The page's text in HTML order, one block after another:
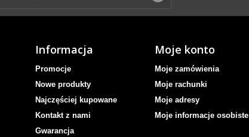
Informacja
Promocje
Nowe produkty
Najczęściej kupowane
Kontakt z nami
Gwarancja
Moje konto
Moje zamówienia
Moje rachunki
Moje adresy
Moje informacje osobiste